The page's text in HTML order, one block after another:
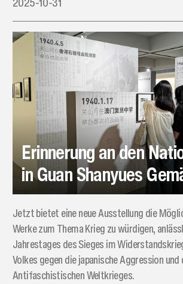
Erinnerung an den
in Guan Shanyues
Jetzt bietet eine neue Ausstellung die
Werke zum Thema Krieg zu würdigen,
Jahrestages des Sieges im
Volkes gegen die japanische Aggression und
Antifaschistischen Weltkrieges.